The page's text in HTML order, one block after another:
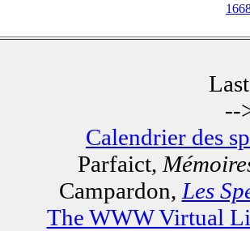
--
Calendrier des
Parfaict,
Campardon, Les
The WWW Virtual